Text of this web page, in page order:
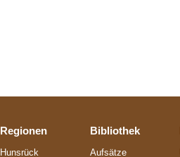
Regionen
Hunsrück
Bibliothek
Aufsätze